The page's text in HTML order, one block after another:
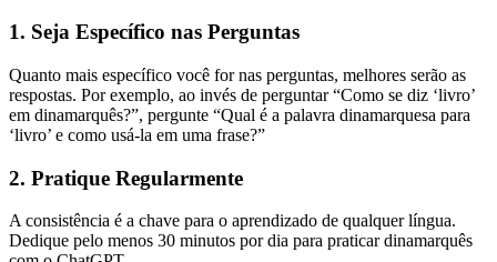
1. Seja Específico nas Perguntas
Quanto mais específico você for nas perguntas, melhores serão as
respostas. Por exemplo, ao invés de perguntar “Como se diz ‘livro’
em dinamarquês?”, pergunte “Qual é a palavra dinamarquesa para
‘livro’ e como usá-la em uma frase?”
2. Pratique Regularmente
A consistência é a chave para o aprendizado de qualquer língua.
Dedique pelo menos 30 minutos por dia para praticar dinamarquês